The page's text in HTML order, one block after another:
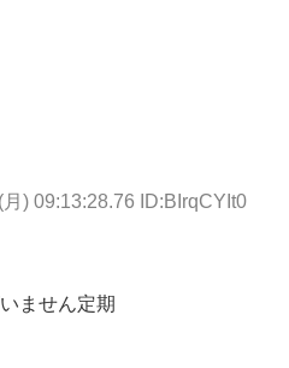
) 09:13:28.76 ID:BIrqCYIt0
ません定期